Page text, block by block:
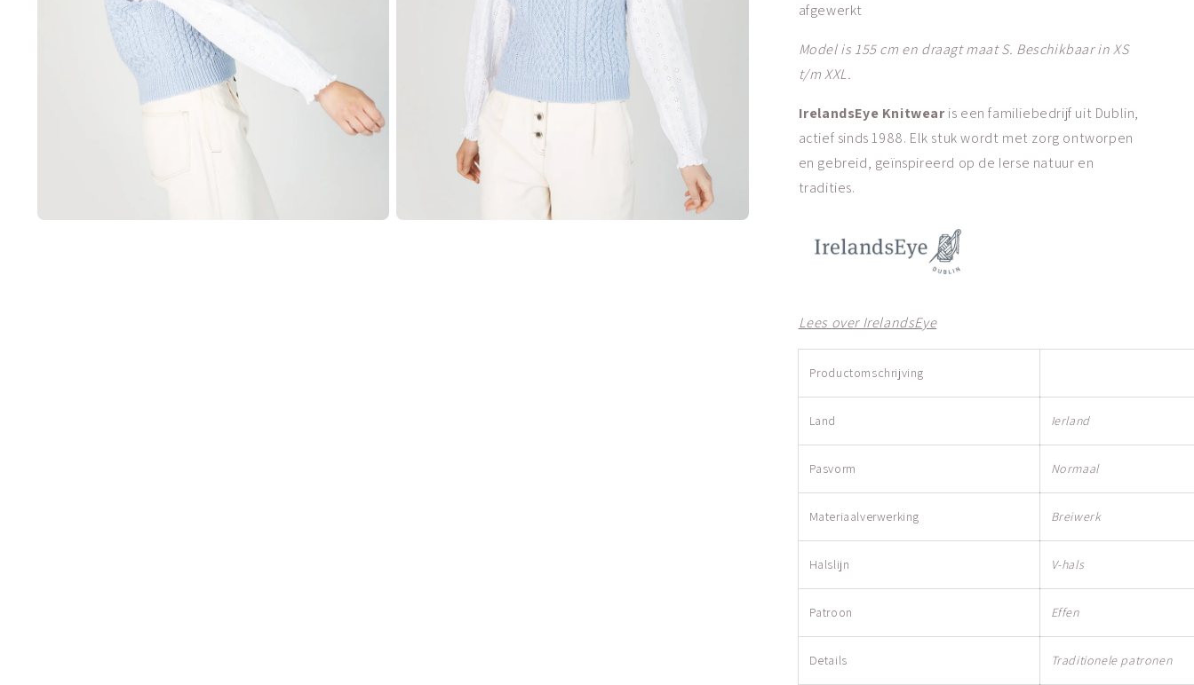
afgewerkt
Model is 155 cm en draagt maat S. Beschikbaar in XS
t/m XXL.
IrelandsEye Knitwear is een familiebedrijf uit Dublin,
actief sinds 1988. Elk stuk wordt met zorg ontworpen
en gebreid, geïnspireerd op de Ierse natuur en
tradities.
Lees over IrelandsEye
Productomschrijving
Land Ierland
Pasvorm Normaal
Materiaalverwerking Breiwerk
Halslijn V-hals
Patroon Effen
Details Traditionele patronen